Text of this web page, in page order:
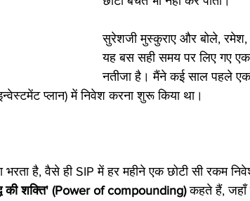
सुरेशजी मुस्कुराए और बोले, रमेश,
यह बस सही समय पर लिए गए
नतीजा है। मैंने कई साल पहले
प्लान) में निवेश करना शुरू किया था।
है, वैसे ही SIP में हर महीने एक छोटी सी रकम
की शक्ति' (Power of compounding) कहते हैं, जहाँ